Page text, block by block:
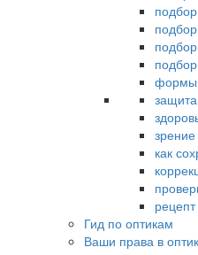
формы
зрение
как
Гид по оптикам
Ваши права в